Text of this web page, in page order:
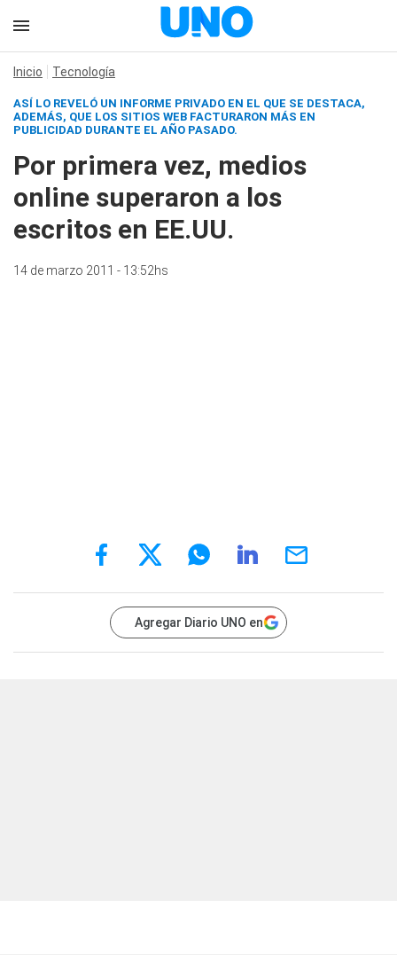
Inicio Tecnología
ASÍ LO REVELÓ UN INFORME PRIVADO EN EL QUE SE DESTACA,
ADEMÁS, QUE LOS SITIOS WEB FACTURARON MÁS EN
PUBLICIDAD DURANTE EL AÑO PASADO.
Por primera vez, medios
online superaron a los
escritos en EE.UU.
14 de marzo 2011 - 13:52hs
Agregar Diario UNO en